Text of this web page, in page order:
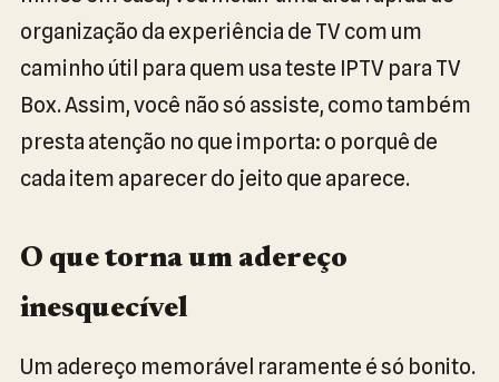
organização da experiência de TV com um
caminho útil para quem usa teste IPTV para TV
Box. Assim, você não só assiste, como também
presta atenção no que importa: o porquê de
cada item aparecer do jeito que aparece.
O que torna um adereço
inesquecível
Um adereço memorável raramente é só bonito.